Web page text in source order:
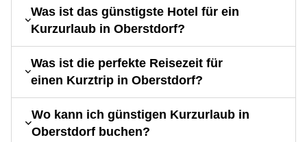
Was ist das günstigste Hotel für ein
Kurzurlaub in Oberstdorf?
Was ist die perfekte Reisezeit für
einen Kurztrip in Oberstdorf?
Wo kann ich günstigen Kurzurlaub in
Oberstdorf buchen?